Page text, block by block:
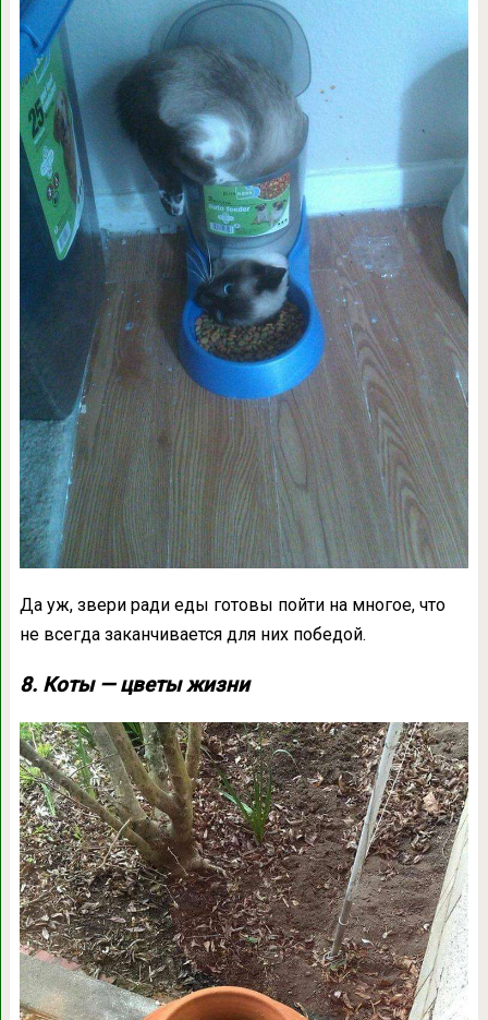
Да уж, звери ради еды готовы пойти на многое, что
не всегда заканчивается для них победой.
8. Коты — цветы жизни